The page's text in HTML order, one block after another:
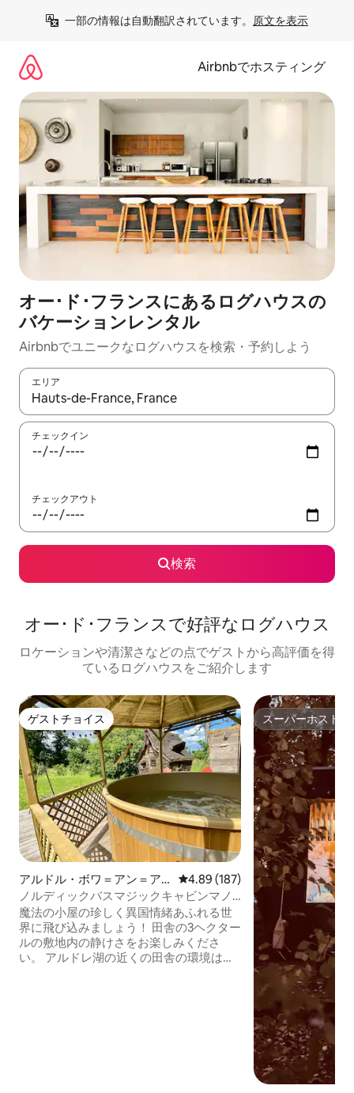
一部の情報は自動翻訳されています。 原文を表示
Airbnbでホスティング
オー･ド･フランスにあるログハウスの
バケーションレンタル
Airbnbでユニークなログハウスを検索・予約しよう
エリア
検索結果が表示されたら、上下の矢印キーを使って移動するか
チェックイン
チェックアウト
検索
オー･ド･フランスで好評なログハウス
ロケーションや清潔さなどの点でゲストから高評価を得
ているログハウスをご紹介します
ゲストチョイス
ゲストチョイス
アルドル・ボワ＝アン＝ア
ルドルのログハウス
レビュー187件、5つ星中4.89つ
4.89 (187)
ノルディックバスマジックキャビンマノ
ワール・ボワゼンアルドレ
魔法の小屋の珍しく異国情緒あふれる世
界に飛び込みましょう！ 田舎の3ヘクター
ルの敷地内の静けさをお楽しみくださ
い。 アルドレ湖の近くの田舎の環境は、
スーパーホスト
スーパーホスト